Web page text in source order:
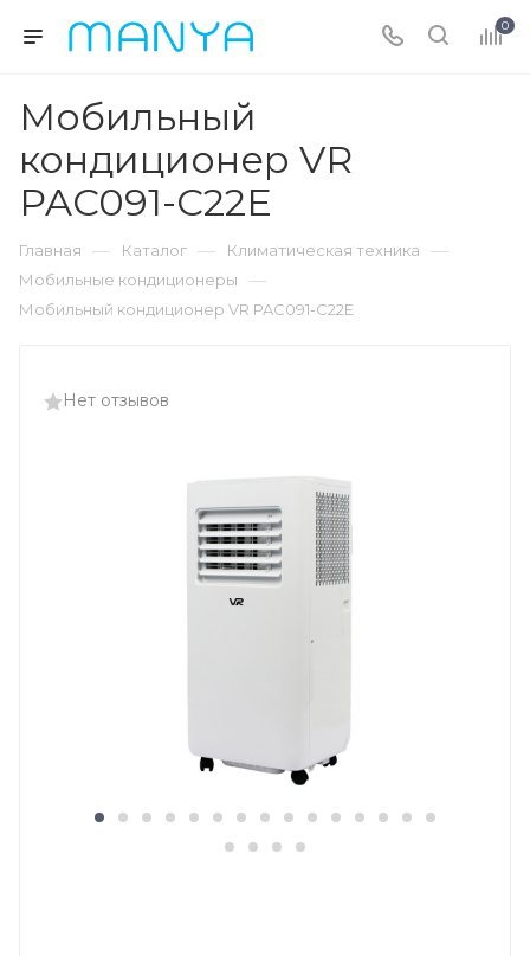
0
Мобильный
кондиционер VR
PAC091-C22E
Главная — Каталог — Климатическая техника —
Мобильные кондиционеры —
Мобильный кондиционер VR PAC091-C22E
Нет отзывов